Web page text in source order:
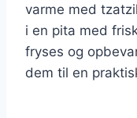
varme med
i en pita med
fryses og
dem til en